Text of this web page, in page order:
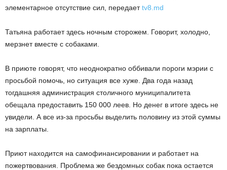
элементарное отсутствие сил, передаетtv8.md
Татьяна работает здесь ночным сторожем. Говорит, холодно,
мерзнет вместе с собаками.
В приюте говорят, что неоднократно оббивали пороги мэрии с
просьбой помочь, но ситуация все хуже. Два года назад
тогдашняя администрация столичного муниципалитета
обещала предоставить 150 000 леев. Но денег в итоге здесь не
увидели. А все из-за просьбы выделить половину из этой суммы
на зарплаты.
Приют находится на самофинансировании и работает на
пожертвования. Проблема же бездомных собак пока остается